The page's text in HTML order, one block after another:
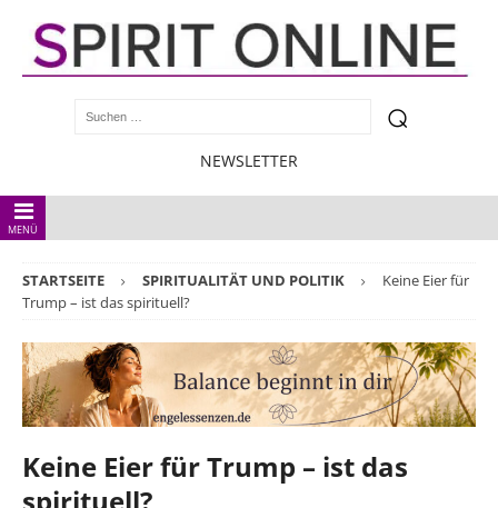
NEWSLETTER
MENÜ
STARTSEITE SPIRITUALITÄT UND POLITIK
Keine Eier für
Trump – ist das spirituell?
Keine Eier für Trump – ist das
spirituell?